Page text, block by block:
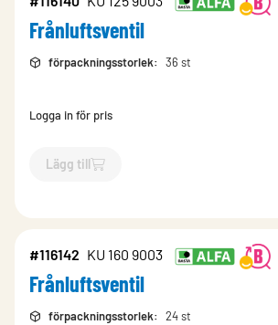
Frånluftsventil
förpackningsstorlek: 36 st
Logga in för pris
Lägg till
`$Lägg till
#116142 KU 160 9003
Frånluftsventil
förpackningsstorlek: 24 st